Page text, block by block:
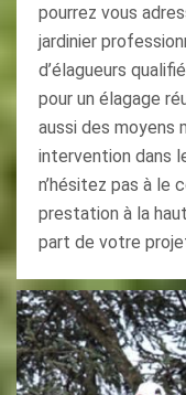
pourrez vous
jardinier
d’élagueurs
pour un élagage
aussi des moyens
intervention dans
n’hésitez pas à le
prestation à la
part de votre